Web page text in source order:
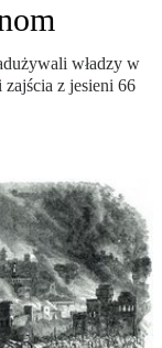
władzy w
z jesieni 66